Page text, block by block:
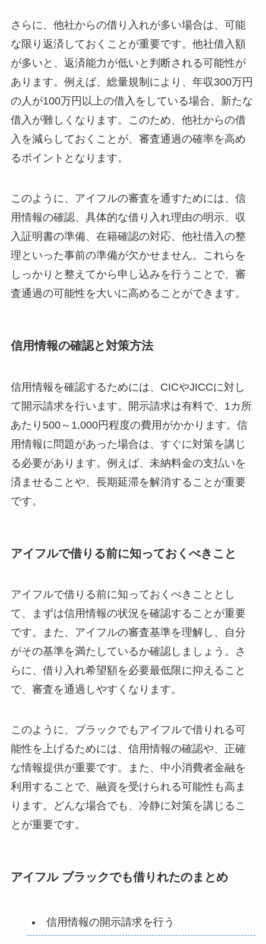
さらに、他社からの借り入れが多い場合は、可能
な限り返済しておくことが重要です。他社借入額
が多いと、返済能力が低いと判断される可能性が
あります。例えば、総量規制により、年収300万円
の人が100万円以上の借入をしている場合、新たな
借入が難しくなります。このため、他社からの借
入を減らしておくことが、審査通過の確率を高め
るポイントとなります。
このように、アイフルの審査を通すためには、信
用情報の確認、具体的な借り入れ理由の明示、収
入証明書の準備、在籍確認の対応、他社借入の整
理といった事前の準備が欠かせません。これらを
しっかりと整えてから申し込みを行うことで、審
査通過の可能性を大いに高めることができます。
信用情報の確認と対策方法
信用情報を確認するためには、CICやJICCに対し
て開示請求を行います。開示請求は有料で、1カ所
あたり500～1,000円程度の費用がかかります。信
用情報に問題があった場合は、すぐに対策を講じ
る必要があります。例えば、未納料金の支払いを
済ませることや、長期延滞を解消することが重要
です。
アイフルで借りる前に知っておくべきこと
アイフルで借りる前に知っておくべきこととし
て、まずは信用情報の状況を確認することが重要
です。また、アイフルの審査基準を理解し、自分
がその基準を満たしているか確認しましょう。さ
らに、借り入れ希望額を必要最低限に抑えること
で、審査を通過しやすくなります。
このように、ブラックでもアイフルで借りれる可
能性を上げるためには、信用情報の確認や、正確
な情報提供が重要です。また、中小消費者金融を
利用することで、融資を受けられる可能性も高ま
ります。どんな場合でも、冷静に対策を講じるこ
とが重要です。
アイフル ブラックでも借りれたのまとめ
信用情報の開示請求を行う